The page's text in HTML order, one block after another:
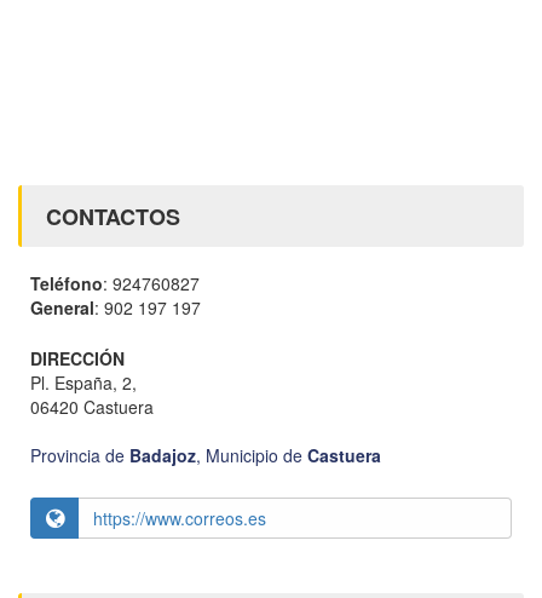
CONTACTOS
Teléfono: 924760827
General: 902 197 197
DIRECCIÓN
Pl. España, 2,
06420 Castuera
Provincia de Badajoz, Municipio de Castuera
https://www.correos.es